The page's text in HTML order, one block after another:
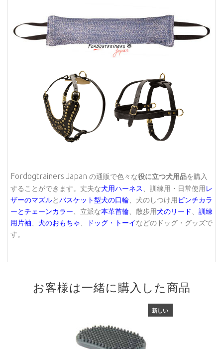
Fordogtrainers Japan の通販で色々な役に立つ犬用品を購入
することができます。丈夫な犬用ハーネス 、訓練用・日常使用 レ
ザーのマズルとバスケット型犬の口輪 、犬のしつけ用 ピンチカラ
ーとチェーンカラー 、立派な本革首輪 、散歩用犬のリード
訓練
用片袖
犬のおもちゃ ドッグ・トーイなどのドッグ・グッズで
す。
お客様は一緒に購入した商品
新しい